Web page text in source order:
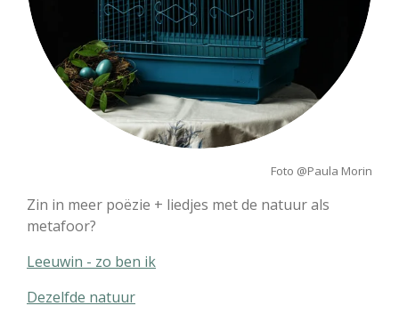
Foto @Paula Morin
Zin in meer poëzie + liedjes met de natuur als
metafoor?
Leeuwin - zo ben ik
Dezelfde natuur